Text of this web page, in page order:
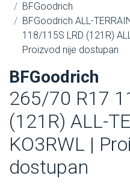
BFGoodrich
BFGoodrich ALL-
118/115S LRD (121R)
Proizvod nije dostupan
BFGoodrich
265/70 R17
(121R) ALL-
KO3RWL |
dostupan